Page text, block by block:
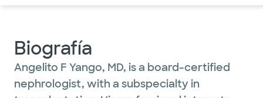
Biografía
Angelito F Yango, MD, is a board-certified
nephrologist, with a subspecialty in